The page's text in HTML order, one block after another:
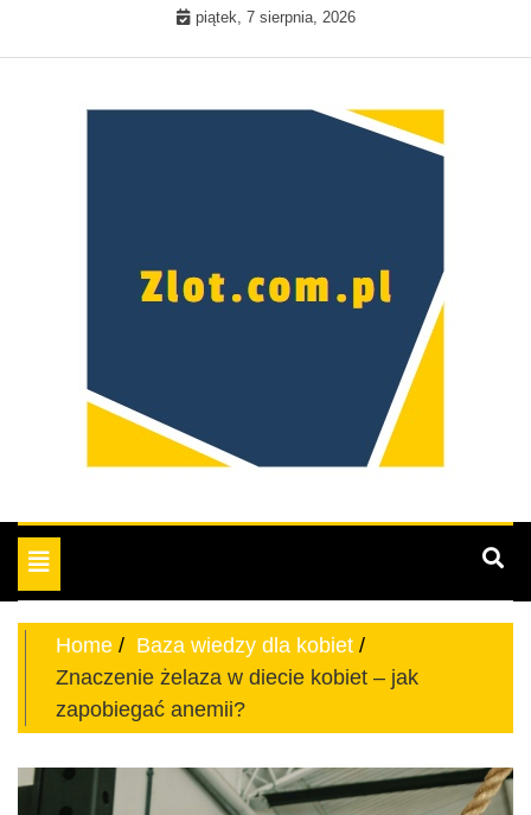
piątek, 7 sierpnia, 2026
Prawdziwa kobieta –
aktywnych kobiet
Toggle
navigation
Home
Baza wiedzy dla kobiet
Znaczenie żelaza w diecie kobiet – jak
zapobiegać anemii?